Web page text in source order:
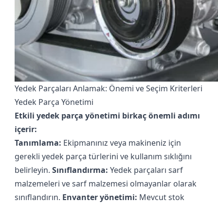
Yedek Parçaları Anlamak: Önemi ve Seçim Kriterleri
Yedek Parça Yönetimi
Etkili yedek parça yönetimi birkaç önemli adımı
içerir:
Tanımlama: Ekipmanınız veya makineniz için
gerekli yedek parça türlerini ve kullanım sıklığını
belirleyin. Sınıflandırma: Yedek parçaları sarf
malzemeleri ve sarf malzemesi olmayanlar olarak
sınıflandırın. Envanter yönetimi: Mevcut stok